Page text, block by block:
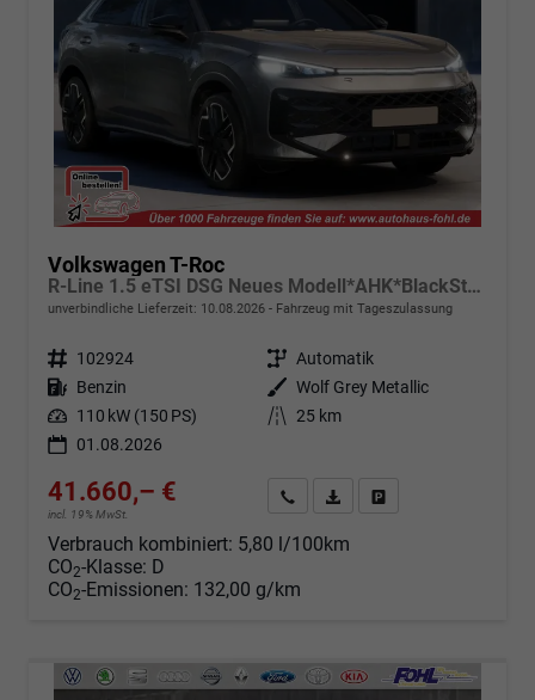
Volkswagen T-Roc
R-Line 1.5 eTSI DSG Neues Modell*AHK*BlackStyle*Matrix*19"*Android Auto*EasyOpen*SHZ*Kamera*ParkAsstPro*ACC*Keyless
unverbindliche Lieferzeit: 10.08.2026 Fahrzeug mit Tageszulassung
Fahrzeugnr. 102924 Getriebe Automatik
Kraftstoff Benzin Außenfarbe Wolf Grey Metallic
Leistung 110 kW (150 PS) Kilometerstand 25 km
01.08.2026
41.660,– €
incl. 19% MwSt.
Angebot anfordern
Fahrzeugexpose (PDF)
Verbrauch kombiniert: 5,80 l/100km
CO2-Klasse: D
CO2-Emissionen: 132,00 g/km